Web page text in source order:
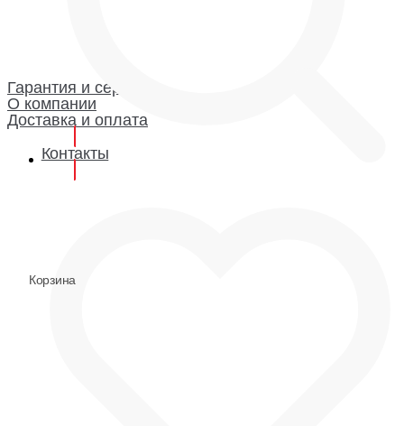
Гарантия и сервис
О компании
Доставка и оплата
Контакты
Корзина